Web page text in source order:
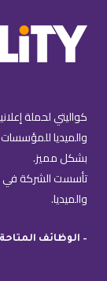
كواليتي لحملة
والميديا للمؤسسات
بشكل مميز.
والميديا.
– الوظائف المتاحة